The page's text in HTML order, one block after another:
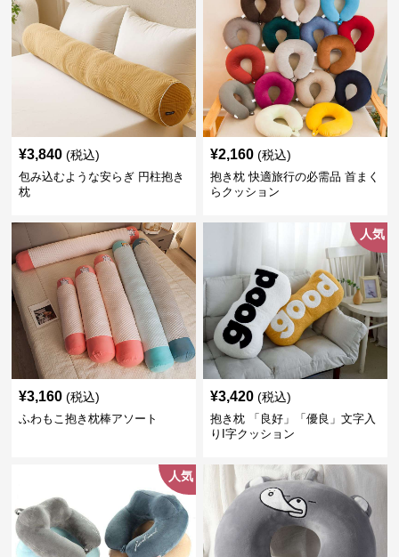
¥3,840 (税込)
包み込むような安らぎ 円柱抱き
枕
¥2,160 (税込)
抱き枕 快適旅行の必需品 首まく
らクッション
¥3,160 (税込)
ふわもこ抱き枕棒アソート
人気
¥3,420 (税込)
抱き枕 「良好」「優良」文字入
りI字クッション
人気